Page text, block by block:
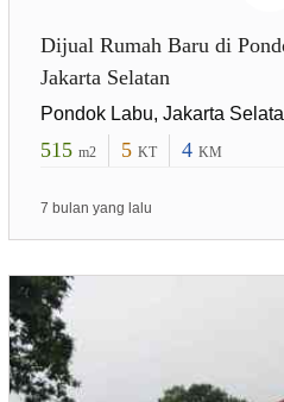
Dijual Rumah Baru di
Jakarta Selatan
Pondok Labu, Jakarta
515 m2 5 KT 4 KM
7 bulan yang lalu